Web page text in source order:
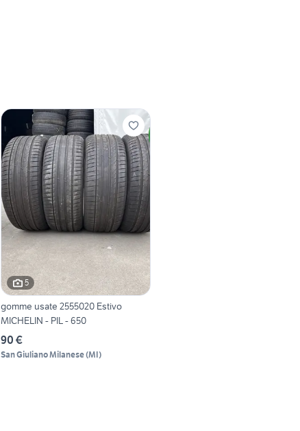
5
gomme usate 2555020 Estivo
MICHELIN - PIL - 650
90 €
San Giuliano Milanese(MI)